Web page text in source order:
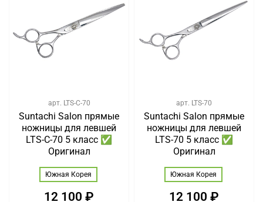
арт. LTS-C-70
Suntachi Salon прямые
ножницы для левшей
LTS-C-70 5 класс ✅
Оригинал
Южная Корея
12 100 ₽
арт. LTS-70
Suntachi Salon прямые
ножницы для левшей
LTS-70 5 класс ✅
Оригинал
Южная Корея
12 100 ₽